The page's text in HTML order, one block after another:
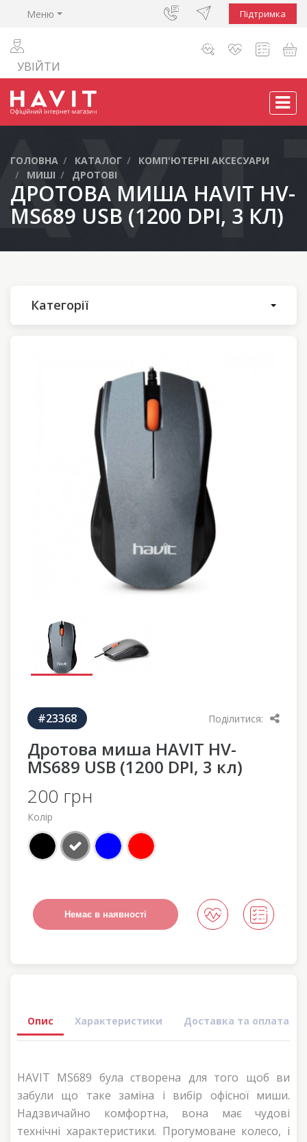
Меню Підтримка
УВІЙТИ
ГОЛОВНА КАТАЛОГ
КОМП'ЮТЕРНІ АКСЕСУАРИ
МИШІ
ДРОТОВІ
ДРОТОВА МИША HAVIT HV-
MS689 USB (1200 DPI, 3 КЛ)
Категорії
Поділитися:
#23368
Дротова миша HAVIT HV-
MS689 USB (1200 DPI, 3 кл)
200 грн
Колір
Немає в наявності
Опис Характеристики Доставка та оплата
HAVIT MS689 була створена для того щоб ви
забули що таке заміна і вибір офісної миши.
Надзвичайно комфортна, вона має чудові
технічні характеристики. Прогумоване колесо, і